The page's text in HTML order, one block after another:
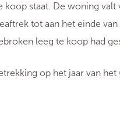
koop staat. De woning
tot aan het einde
leeg te koop had
op het jaar van